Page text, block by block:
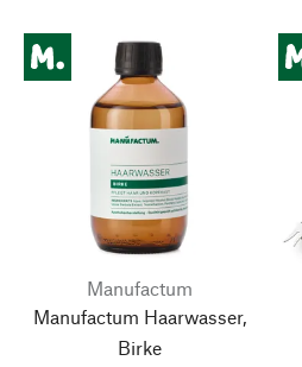
Manufactum
Manufactum Haarwasser,
Birke